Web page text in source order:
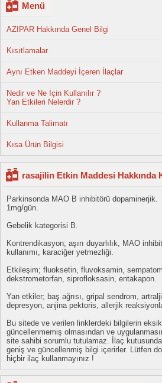
Menü
AZIPAR Hakkında Genel Bilgi
Kısıtlamalar
Aynı Etken Maddeyi İçeren İlaçlar
Nedir ve Ne İçin Kullanılır ?
Yan Etkileri Nelerdir ?
Kullanma Talimatı
Kısa Ürün Bilgisi
rasajilin Etkin Maddesi Hakkında
Parkinsonda MAO B inhibitörü dopaminerjik.
1mg/gün.
Gebelik kategorisi B.
Kontrendikasyon; aşırı duyarlılık, MAO
kullanımı, karaciğer yetmezliği.
Etkileşim; fluoksetin, fluvoksamin,
dekstrometorfan, siprofloksasin, entakapon.
Yan etkiler; baş ağrısı, gripal sendrom,
depresyon, anjina pektoris, allerjik
Bu sitede ve verilen linklerdeki bilgilerin
güncellenmemiş olmasından ve
site sahibi sorumlu tutulamaz. İlaç
geniş ve güncellenmiş bilgi içerirler. Lütfen
hiçbir ilaç kullanmayınız !